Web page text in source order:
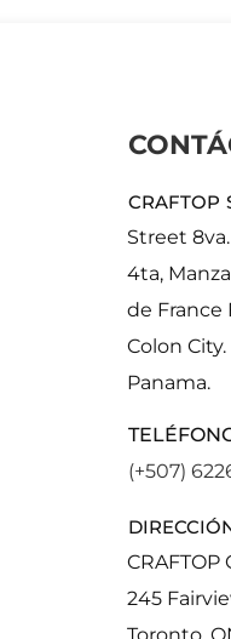
CRAFTOP
Street
4ta,
de France
Colon City.
Panama.
(+507)
CRAFTOP
245